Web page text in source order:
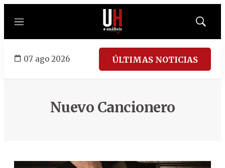
Menú
Mostrar
07 ago 2026 ÚLTIMAS NOTICIAS
Nuevo Cancionero